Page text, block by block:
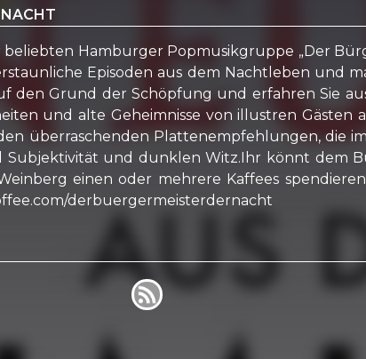
NACHT
beliebten Hamburger Popmusikgruppe „Der
Episoden aus dem Nachtleben und
den Grund der Schöpfung und erfahren Sie
und alte Geheimnisse von illustren Gästen
überraschenden Plattenempfehlungen, die
Subjektivität und dunklen Witz.Ihr könnt dem
einen oder mehrere Kaffees
derbuergermeisterdernacht